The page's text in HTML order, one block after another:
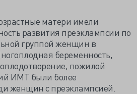
матери имели
развития преэклампсии по
группой женщин в
беременность,
пожилой
ИМТ были более
женщин с преэклампсией.